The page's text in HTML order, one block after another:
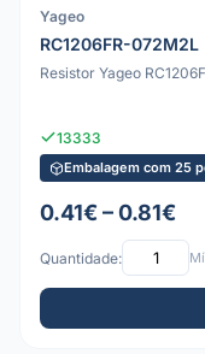
Yageo
RC1206FR-072M2L
Resistor Yageo
13333
Embalagem com 25
0.41€ – 0.81€
Quantidade: